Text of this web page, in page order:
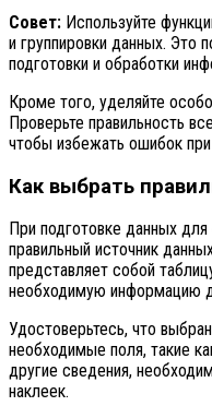
Совет: Используйте
и группировки данных. Это
подготовки и обработки
Кроме того, уделяйте
Проверьте правильность
чтобы избежать ошибок при
Как выбрать
При подготовке данных
правильный источник
представляет собой
необходимую информацию
Удостоверьтесь, что
необходимые поля, такие
другие сведения,
наклеек.